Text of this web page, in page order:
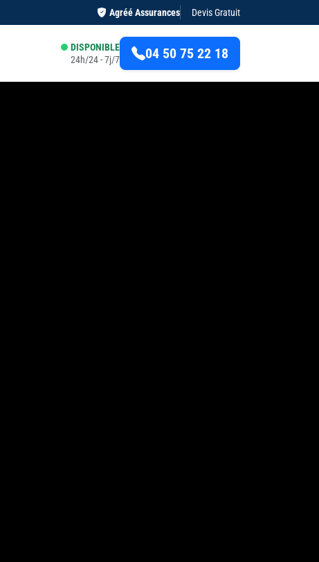
Agréé Assurances Devis Gratuit
DISPONIBLE
24h/24 - 7j/7
04 50 75 22 18